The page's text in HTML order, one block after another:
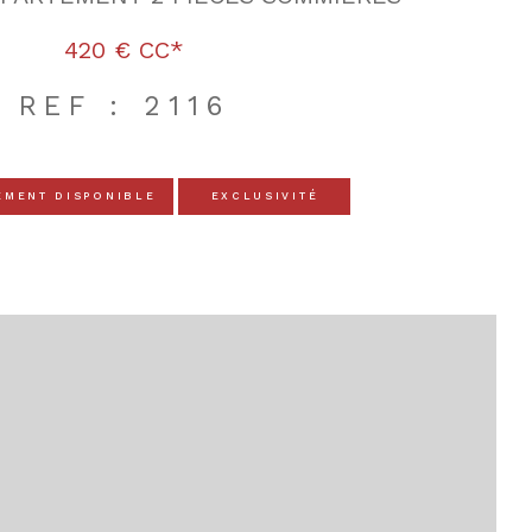
420 € CC*
REF : 2116
DISPONIBLE EXCLUSIVITÉ